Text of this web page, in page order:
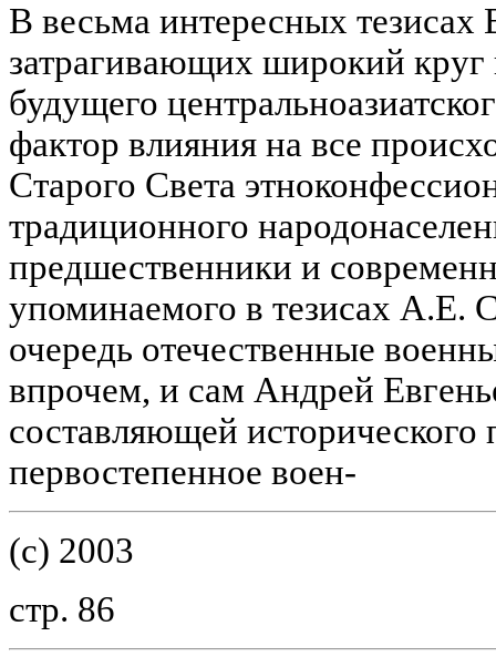
В весьма интересных
затрагивающих широкий
будущего
фактор влияния на все
Старого Света
традиционного
предшественники и
упоминаемого в тезисах А.Е.
очередь отечественные
впрочем, и сам Андрей
составляющей исторического
первостепенное воен-
(c) 2003
стр. 86